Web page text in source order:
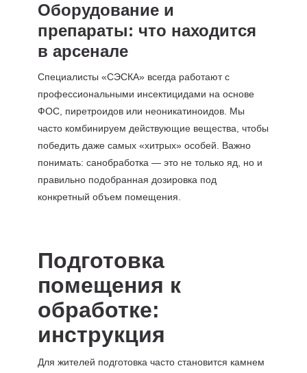
Оборудование и
препараты: что находится
в арсенале
Специалисты «СЭСКА» всегда работают с
профессиональными инсектицидами на основе
ФОС, пиретроидов или неоникатиноидов. Мы
часто комбинируем действующие вещества, чтобы
победить даже самых «хитрых» особей. Важно
понимать: санобработка — это не только яд, но и
правильно подобранная дозировка под
конкретный объем помещения.
Подготовка
помещения к
обработке:
инструкция
Для жителей подготовка часто становится камнем